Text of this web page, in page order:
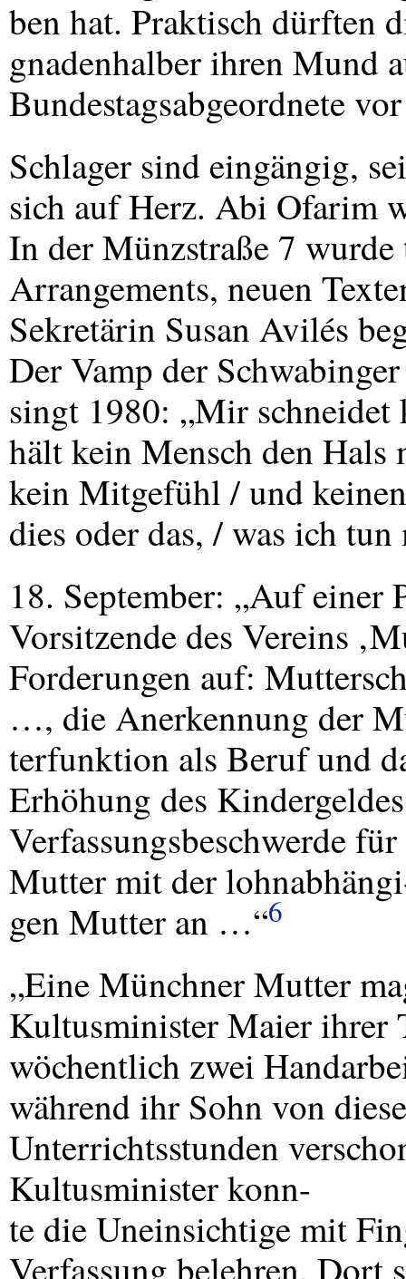
ben hat. Praktisch dürften
gnadenhalber ihren Mund
Bundestagsabgeordnete
Schlager sind eingängig,
sich auf Herz. Abi Ofarim
In der Münzstraße 7
Arrangements, neuen
Sekretärin Susan Avilés
Der Vamp der
singt 1980: „Mir
hält kein Mensch den
kein Mitgefühl / und
dies oder das, / was ich
18. September: „Auf einer
Vorsitzende des Vereins
Forderungen auf:
…, die Anerkennung der
terfunktion als Beruf und
Erhöhung des
Verfassungsbeschwerde
Mutter mit der
gen Mutter an …“6
„Eine Münchner Mutter
Kultusminister Maier ihrer
wöchentlich zwei
während ihr Sohn von
Unterrichtsstunden
Kultusminister konn-
te die Uneinsichtige mit
Verfassung belehren. Dort